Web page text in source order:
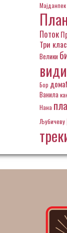
Мајданпек
Поток
Три
Велики
Бор
Ванила
Нана
Љубичеву